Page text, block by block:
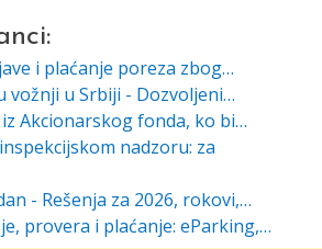
i plaćanje poreza zbog…
vožnji u Srbiji - Dozvoljeni…
Akcionarskog fonda, ko bi…
nadzoru: za
- Rešenja za 2026, rokovi,…
provera i plaćanje: eParking,…